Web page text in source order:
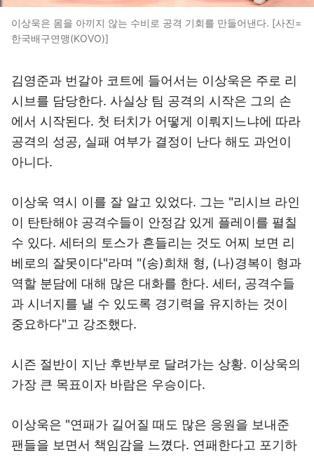
이상욱은 몸을 아끼지 않는 수비로 공격 기회를 만들어낸다. [사진=
한국배구연맹(KOVO)]
김영준과 번갈아 코트에 들어서는 이상욱은 주로 리
시브를 담당한다. 사실상 팀 공격의 시작은 그의 손
에서 시작된다. 첫 터치가 어떻게 이뤄지느냐에 따라
공격의 성공, 실패 여부가 결정이 난다 해도 과언이
아니다.
이상욱 역시 이를 잘 알고 있었다. 그는 "리시브 라인
이 탄탄해야 공격수들이 안정감 있게 플레이를 펼칠
수 있다. 세터의 토스가 흔들리는 것도 어찌 보면 리
베로의 잘못이다"라며 "(송)희채 형, (나)경복이 형과
역할 분담에 대해 많은 대화를 한다. 세터, 공격수들
과 시너지를 낼 수 있도록 경기력을 유지하는 것이
중요하다"고 강조했다.
시즌 절반이 지난 후반부로 달려가는 상황. 이상욱의
가장 큰 목표이자 바람은 우승이다.
이상욱은 "연패가 길어질 때도 많은 응원을 보내준
팬들을 보면서 책임감을 느꼈다. 연패한다고 포기하